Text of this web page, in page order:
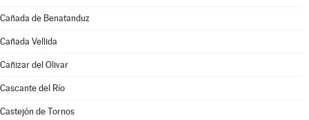
Cañada de Benatanduz
Cañada Vellida
Cañizar del Olivar
Cascante del Río
Castejón de Tornos